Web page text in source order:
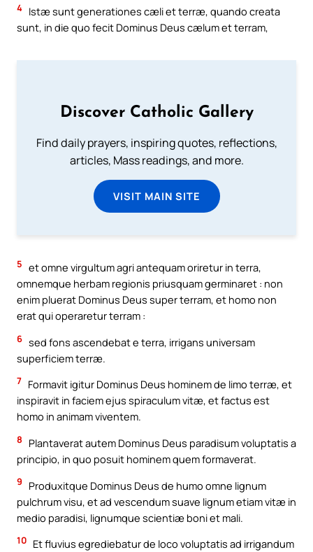
4 Istæ sunt generationes cæli et terræ, quando creata
sunt, in die quo fecit Dominus Deus cælum et terram,
Discover Catholic Gallery
Find daily prayers, inspiring quotes, reflections,
articles, Mass readings, and more.
VISIT MAIN SITE
5 et omne virgultum agri antequam oriretur in terra,
omnemque herbam regionis priusquam germinaret : non
enim pluerat Dominus Deus super terram, et homo non
erat qui operaretur terram :
6 sed fons ascendebat e terra, irrigans universam
superficiem terræ.
7 Formavit igitur Dominus Deus hominem de limo terræ, et
inspiravit in faciem ejus spiraculum vitæ, et factus est
homo in animam viventem.
8
Plantaverat autem Dominus Deus paradisum voluptatis a
principio, in quo posuit hominem quem formaverat.
9
Produxitque Dominus Deus de humo omne lignum
pulchrum visu, et ad vescendum suave lignum etiam vitæ in
medio paradisi, lignumque scientiæ boni et mali.
10 Et fluvius egrediebatur de loco voluptatis ad irrigandum